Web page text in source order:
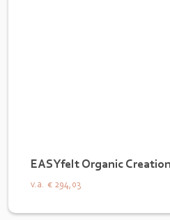
EASYfelt Organic
v.a. € 294,03